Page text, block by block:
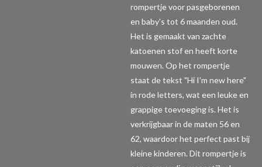
rompertje voor pasgeborenen
en baby's tot 6 maanden oud.
Het is gemaakt van zachte
katoenen stof en heeft korte
mouwen. Op het rompertje
staat de tekst "Hi I'm new here"
in rode letters, wat een leuke en
grappige toevoeging is. Het is
verkrijgbaar in de maten 56 en
62, waardoor het perfect past bij
kleine kinderen. Dit rompertje is